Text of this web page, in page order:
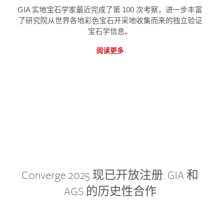
GIA 实地宝石学家最近完成了第 100 次考察，进一步丰富
了研究院从世界各地彩色宝石开采地收集而来的独立验证
宝石学信息。
阅读更多
Converge 2025 现已开放注册: GIA 和
AGS 的历史性合作